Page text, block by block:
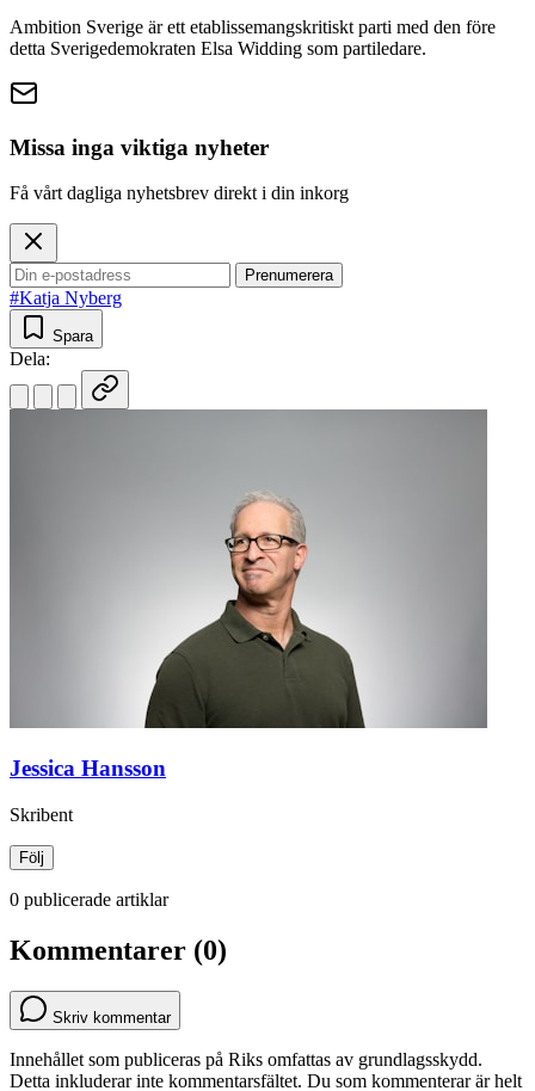
Ambition Sverige är ett etablissemangskritiskt parti med den före
detta Sverigedemokraten Elsa Widding som partiledare.
Missa inga viktiga nyheter
Få vårt dagliga nyhetsbrev direkt i din inkorg
Prenumerera
#Katja Nyberg
Spara
Dela:
Jessica Hansson
Skribent
Följ
0 publicerade artiklar
Kommentarer (0)
Skriv kommentar
Innehållet som publiceras på Riks omfattas av grundlagsskydd.
Detta inkluderar inte kommentarsfältet. Du som kommenterar är helt